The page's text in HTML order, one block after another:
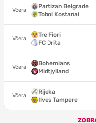
Včera
Partizan Belgrade
Tobol Kostanai
Včera
Tre Fiori
FC Drita
Včera
Bohemians
Midtjylland
Včera
Rijeka
Ilves Tampere